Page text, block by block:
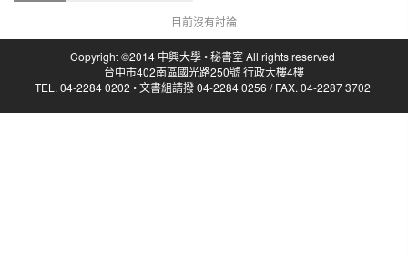
目前沒有討論
Copyright ©2014 中興大學 • 秘書室 All rights reserved
台中市402南區國光路250號 行政大樓4樓
TEL. 04-2284 0202 • 文書組請撥 04-2284 0256 / FAX. 04-2287 3702